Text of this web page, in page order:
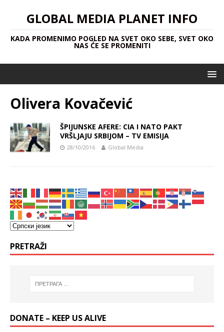
GLOBAL MEDIA PLANET INFO
KADA PROMENIMO POGLED NA SVET OKO SEBE, SVET OKO
NAS ĆE SE PROMENITI
Olivera Kovačević
ŠPIJUNSKE AFERE: CIA I NATO PAKT
VRŠLJAJU SRBIJOM – TV EMISIJA
28/10/2016 Global Media
PRETRAŽI
DONATE – KEEP US ALIVE